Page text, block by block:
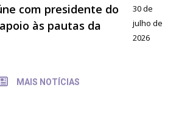
com presidente do
às pautas da
30 de
julho de
2026
MAIS NOTÍCIAS